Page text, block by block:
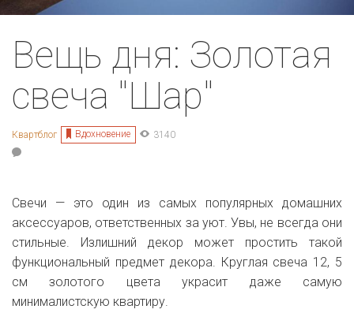
Вещь дня: Золотая
свеча "Шар"
Квартблог Вдохновение 3140
Свечи — это один из самых популярных домашних
аксессуаров, ответственных за уют. Увы, не всегда они
стильные. Излишний декор может простить такой
функциональный предмет декора. Круглая свеча 12, 5
см золотого цвета украсит даже самую
минималистскую квартиру.